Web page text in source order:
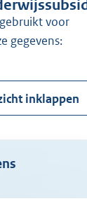
gegevens:
inklappen